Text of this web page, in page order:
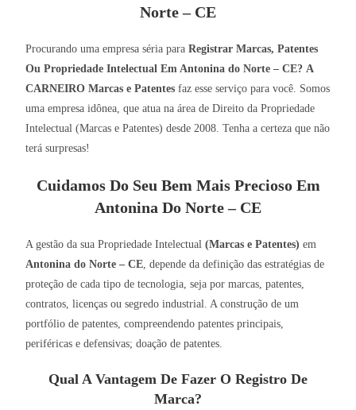
Norte – CE
Procurando uma empresa séria paraRegistrar Marcas, Patentes
Ou Propriedade Intelectual Em Antonina do Norte – CE? A
CARNEIRO Marcas e Patentes faz esse serviço para você. Somos
uma empresa idônea, que atua na área de Direito da Propriedade
Intelectual (Marcas e Patentes) desde 2008. Tenha a certeza que não
terá surpresas!
Cuidamos Do Seu Bem Mais Precioso Em
Antonina Do Norte – CE
A gestão da sua Propriedade Intelectual(Marcas e Patentes) em
Antonina do Norte – CE, depende da definição das estratégias de
proteção de cada tipo de tecnologia, seja por marcas, patentes,
contratos, licenças ou segredo industrial. A construção de um
portfólio de patentes, compreendendo patentes principais,
periféricas e defensivas; doação de patentes.
Qual A Vantagem De Fazer O Registro De
Marca?